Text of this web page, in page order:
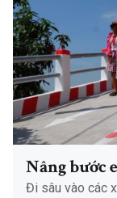
Nâng bước
Đi sâu vào các